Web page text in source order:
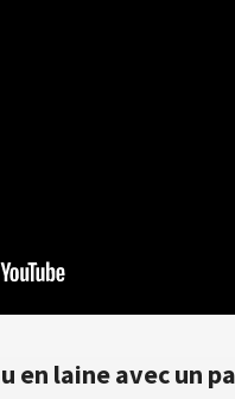
en laine avec un